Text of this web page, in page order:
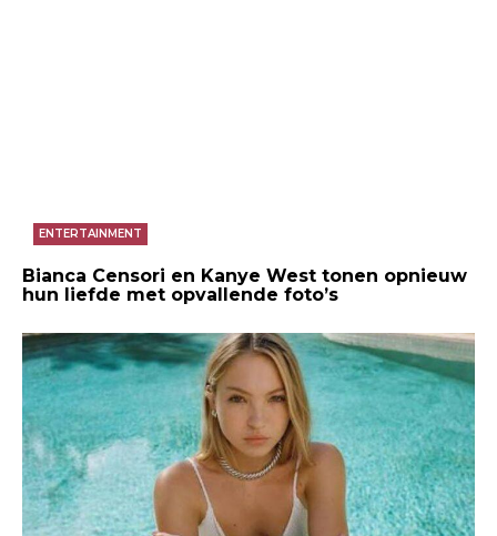
ENTERTAINMENT
Bianca Censori en Kanye West tonen opnieuw
hun liefde met opvallende foto’s